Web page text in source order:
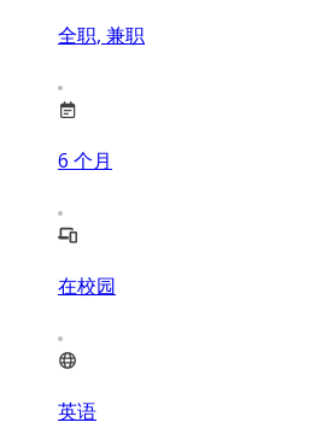
全职, 兼职
6 个月
在校园
英语